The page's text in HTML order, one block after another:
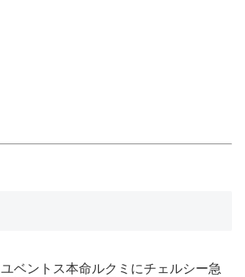
ユベントス本命ルクミにチェルシー急